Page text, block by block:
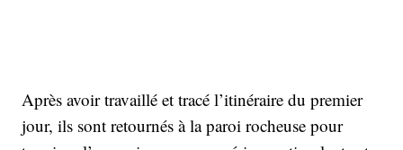
Après avoir travaillé et tracé l’itinéraire du premier
jour, ils sont retournés à la paroi rocheuse pour